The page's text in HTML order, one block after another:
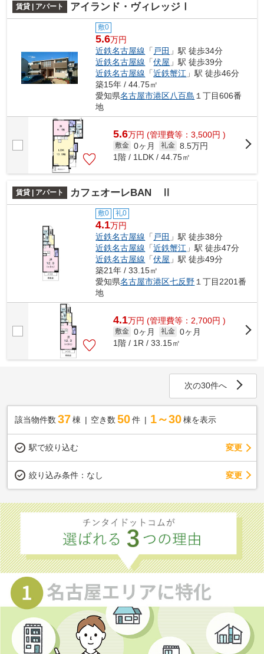
賃貸 | アパート アイランド・ヴィレッジⅠ
敷0
5.6万円
近鉄名古屋線 「 戸田 」駅 徒歩34分
近鉄名古屋線 「伏屋 」駅 徒歩39分
近鉄名古屋線 「近鉄蟹江 」駅 徒歩46分
築15年 / 44.75㎡
愛知県名古屋市港区八百島 １丁目606番
地
5.6万円 (管理費等：3,500円 )
敷金 0ヶ月 礼金 8.5万円
1階 / 1LDK / 44.75㎡
賃貸 | アパート カフェオーレBAN Ⅱ
敷0 礼0
4.1万円
近鉄名古屋線 「 戸田 」駅 徒歩38分
近鉄名古屋線 「近鉄蟹江 」駅 徒歩47分
近鉄名古屋線 「伏屋 」駅 徒歩49分
築21年 / 33.15㎡
愛知県名古屋市港区七反野 １丁目2201番
地
4.1万円 (管理費等：2,700円 )
敷金 0ヶ月 礼金 0ヶ月
1階 / 1R / 33.15㎡
次の30件へ
該当物件数 37棟 空き数 50 件 1～30 棟を表示
駅で絞り込む 変更
絞り込み条件： なし 変更